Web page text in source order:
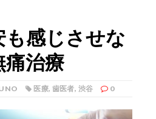
感じさせな
痛治療
医療, 歯医者, 渋谷 0